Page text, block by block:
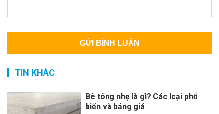
TIN KHÁC
Bê tông nhẹ là gì? Các loại phổ
biến và bảng giá